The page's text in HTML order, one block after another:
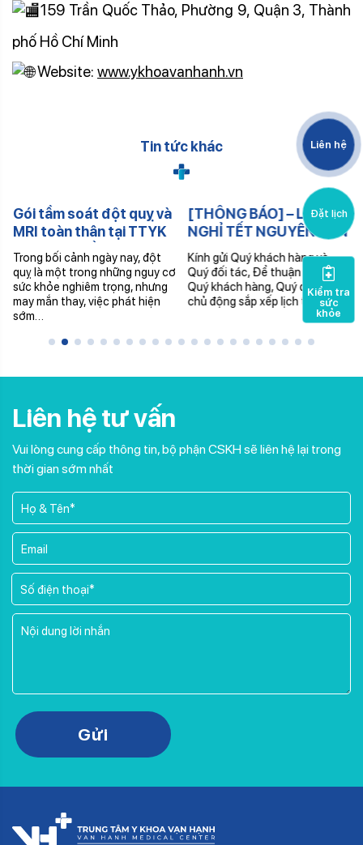
159 Trần Quốc Thảo, Phường 9, Quận 3, Thành
phố Hồ Chí Minh
Website: www.ykhoavanhanh.vn
Tin tức khác
Gói tầm soát đột quỵ và
MRI toàn thân tại TTYK
Vạn Hạnh Cần Thơ
Trong bối cảnh ngày nay, đột
quỵ là một trong những nguy cơ
sức khỏe nghiêm trọng, nhưng
may mắn thay, việc phát hiện
sớm…
[THÔNG BÁO] – LỊCH
NGHỈ TẾT NGUYÊN ĐÁN
2026
Kính gửi Quý khách hàng và
Quý đối tác, Để thuận tiện cho
Quý khách hàng, Quý đối tác
chủ động sắp xếp lịch trình,…
Liên hệ tư vấn
Vui lòng cung cấp thông tin, bộ phận CSKH sẽ liên hệ lại trong
thời gian sớm nhất
Please leave this field empty.
Gửi
Liên hệ
Đặt lịch
Kiểm tra
sức
khỏe